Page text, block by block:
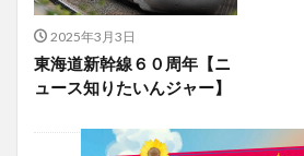
2025年3月3日
東海道新幹線６０周年【ニ
ュース知りたいんジャー】